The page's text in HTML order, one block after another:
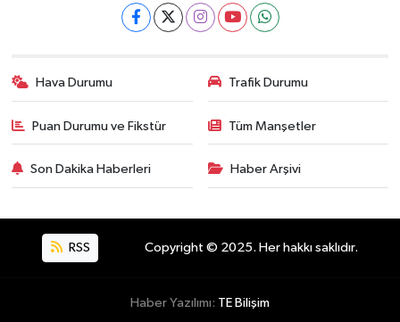
Hava Durumu Trafik Durumu
Puan Durumu ve Fikstür Tüm Manşetler
Son Dakika Haberleri Haber Arşivi
RSS Copyright © 2025. Her hakkı saklıdır.
Haber Yazılımı: TE Bilişim